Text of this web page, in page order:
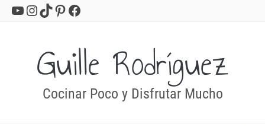
YouTube
Instagram
TikTok
Pinterest
Facebook
Guille Rodríguez
Cocinar Poco y Disfrutar Mucho